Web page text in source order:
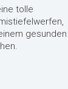
tolle
gesunden